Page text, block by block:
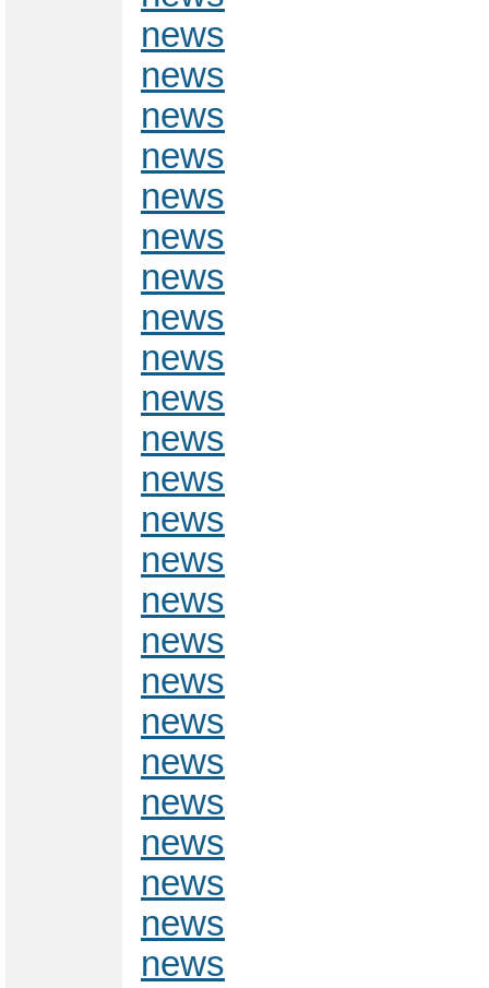
news
news
news
news
news
news
news
news
news
news
news
news
news
news
news
news
news
news
news
news
news
news
news
news